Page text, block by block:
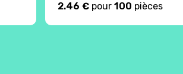
2.46 € pour100 pièces